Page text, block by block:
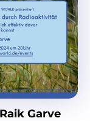
Garve